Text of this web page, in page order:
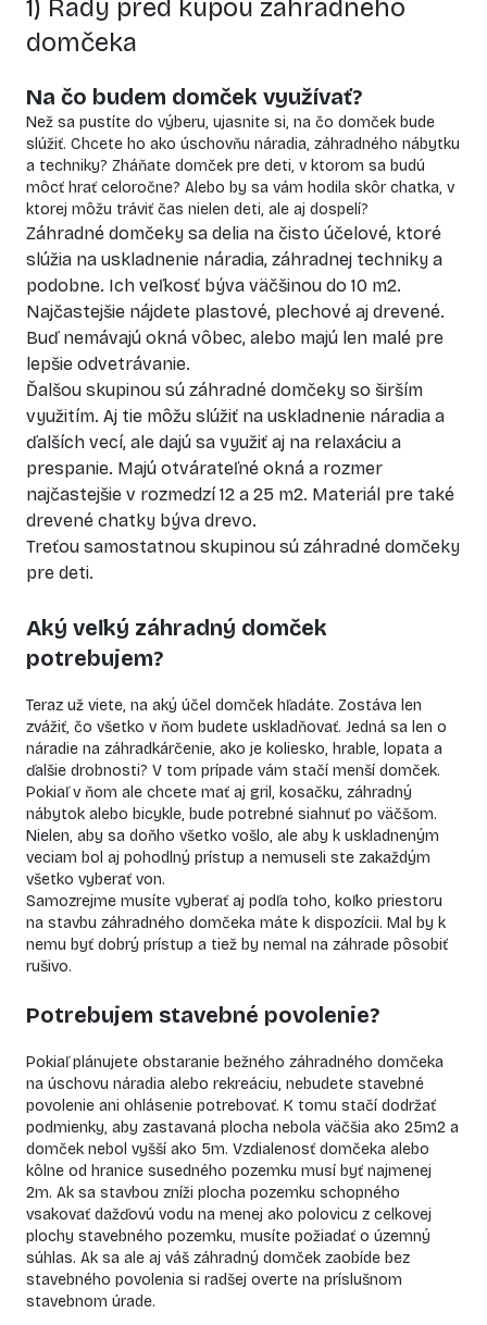
1) Rady pred kúpou záhradného
domčeka
Na čo budem domček využívať?
Než sa pustíte do výberu, ujasnite si, na čo domček bude
slúžiť. Chcete ho ako úschovňu náradia, záhradného nábytku
a techniky? Zháňate domček pre deti, v ktorom sa budú
môcť hrať celoročne? Alebo by sa vám hodila skôr chatka, v
ktorej môžu tráviť čas nielen deti, ale aj dospelí?
Záhradné domčeky sa delia na čisto účelové, ktoré
slúžia na uskladnenie náradia, záhradnej techniky a
podobne. Ich veľkosť býva väčšinou do 10 m2.
Najčastejšie nájdete plastové, plechové aj drevené.
Buď nemávajú okná vôbec, alebo majú len malé pre
lepšie odvetrávanie.
Ďalšou skupinou sú záhradné domčeky so širším
využitím. Aj tie môžu slúžiť na uskladnenie náradia a
ďalších vecí, ale dajú sa využiť aj na relaxáciu a
prespanie. Majú otvárateľné okná a rozmer
najčastejšie v rozmedzí 12 a 25 m2. Materiál pre také
drevené chatky býva drevo.
Treťou samostatnou skupinou sú záhradné domčeky
pre deti.
Aký veľký záhradný domček
potrebujem?
Teraz už viete, na aký účel domček hľadáte. Zostáva len
zvážiť, čo všetko v ňom budete uskladňovať. Jedná sa len o
náradie na záhradkárčenie, ako je koliesko, hrable, lopata a
ďalšie drobnosti? V tom prípade vám stačí menší domček.
Pokiaľ v ňom ale chcete mať aj gril, kosačku, záhradný
nábytok alebo bicykle, bude potrebné siahnuť po väčšom.
Nielen, aby sa doňho všetko vošlo, ale aby k uskladneným
veciam bol aj pohodlný prístup a nemuseli ste zakaždým
všetko vyberať von.
Samozrejme musíte vyberať aj podľa toho, koľko priestoru
na stavbu záhradného domčeka máte k dispozícii. Mal by k
nemu byť dobrý prístup a tiež by nemal na záhrade pôsobiť
rušivo.
Potrebujem stavebné povolenie?
Pokiaľ plánujete obstaranie bežného záhradného domčeka
na úschovu náradia alebo rekreáciu, nebudete stavebné
povolenie ani ohlásenie potrebovať. K tomu stačí dodržať
podmienky, aby zastavaná plocha nebola väčšia ako 25m2 a
domček nebol vyšší ako 5m. Vzdialenosť domčeka alebo
kôlne od hranice susedného pozemku musí byť najmenej
2m. Ak sa stavbou zníži plocha pozemku schopného
vsakovať dažďovú vodu na menej ako polovicu z celkovej
plochy stavebného pozemku, musíte požiadať o územný
súhlas. Ak sa ale aj váš záhradný domček zaobíde bez
stavebného povolenia si radšej overte na príslušnom
stavebnom úrade.